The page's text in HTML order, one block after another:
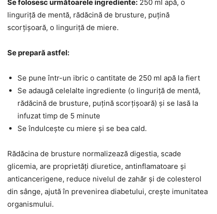
Se folosesc următoarele ingrediente: 250 ml apă, o
linguriță de mentă, rădăcină de brusture, puțină
scorțișoară, o linguriță de miere.
Se prepară astfel:
Se pune într-un ibric o cantitate de 250 ml apă la fiert
Se adaugă celelalte ingrediente (o linguriță de mentă,
rădăcină de brusture, puțină scorțișoară) și se lasă la
infuzat timp de 5 minute
Se îndulcește cu miere și se bea cald.
Rădăcina de brusture normalizează digestia, scade
glicemia, are proprietăți diuretice, antinflamatoare și
anticancerigene, reduce nivelul de zahăr și de colesterol
din sânge, ajută în prevenirea diabetului, crește imunitatea
organismului.